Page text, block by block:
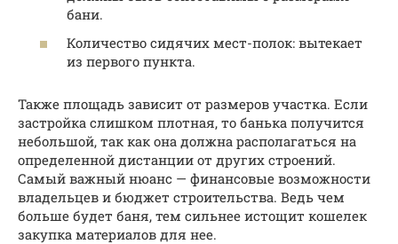
бани.
Количество сидячих мест-полок: вытекает
из первого пункта.
Также площадь зависит от размеров участка. Если
застройка слишком плотная, то банька получится
небольшой, так как она должна располагаться на
определенной дистанции от других строений.
Самый важный нюанс — финансовые возможности
владельцев и бюджет строительства. Ведь чем
больше будет баня, тем сильнее истощит кошелек
закупка материалов для нее.